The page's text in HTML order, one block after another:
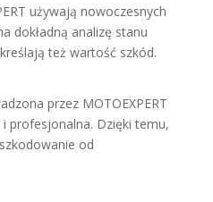
używają nowoczesnych
dokładną analizę stanu
też wartość szkód.
przez MOTOEXPERT
i profesjonalna. Dzięki temu,
od